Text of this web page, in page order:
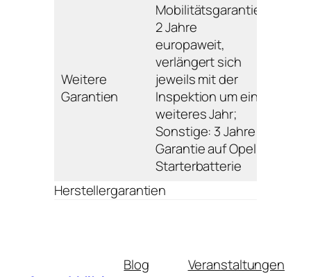
Weitere
Garantien
Mobilitätsgarantie:
2 Jahre
europaweit,
verlängert sich
jeweils mit der
Inspektion um ein
weiteres Jahr;
Sonstige: 3 Jahre
Garantie auf Opel-
Starterbatterie
Herstellergarantien
Blog
Veranstaltungen